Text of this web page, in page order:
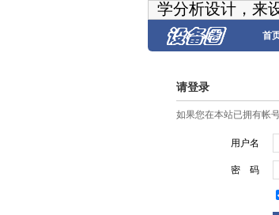
学分析设计，来
首
请登录
如果您在本站已拥有帐
用户名
密 码